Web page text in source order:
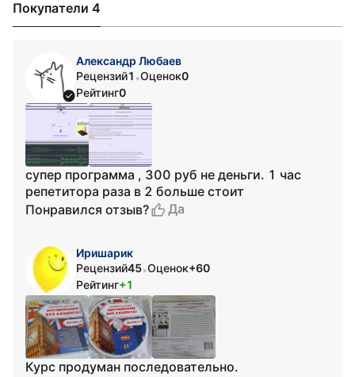
Покупатели 4
Александр Любаев
Рецензий1 •Оценок0
Рейтинг0
супер программа , 300 руб не деньги. 1 час
репетитора раза в 2 больше стоит
Понравился отзыв?
Да
Иришарик
Рецензий45•Оценок+60
Рейтинг+1
Курс продуман последовательно.